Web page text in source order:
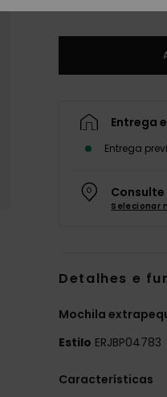
Entrega
Entrega
Selecionar
Detalhes e
Mochila
Estilo ERJBP04783
Características